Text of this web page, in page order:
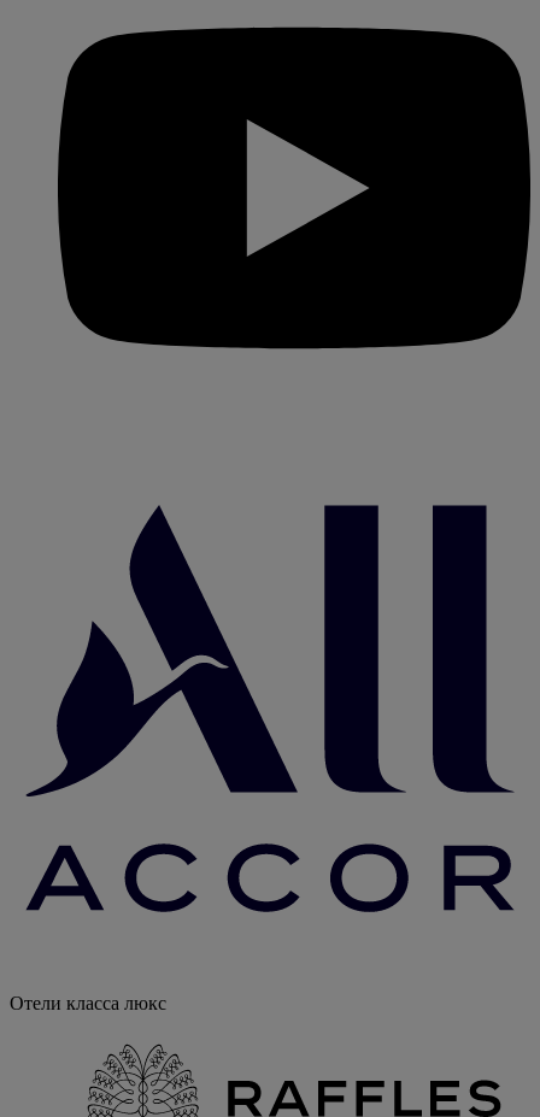
Отели класса люкс